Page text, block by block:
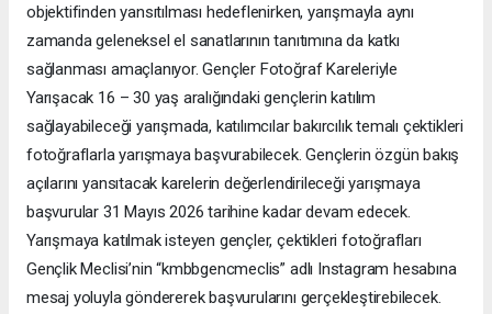
objektifinden yansıtılması hedeflenirken, yarışmayla aynı
zamanda geleneksel el sanatlarının tanıtımına da katkı
sağlanması amaçlanıyor. Gençler Fotoğraf Kareleriyle
Yarışacak 16 – 30 yaş aralığındaki gençlerin katılım
sağlayabileceği yarışmada, katılımcılar bakırcılık temalı çektikleri
fotoğraflarla yarışmaya başvurabilecek. Gençlerin özgün bakış
açılarını yansıtacak karelerin değerlendirileceği yarışmaya
başvurular 31 Mayıs 2026 tarihine kadar devam edecek.
Yarışmaya katılmak isteyen gençler, çektikleri fotoğrafları
Gençlik Meclisi’nin “kmbbgencmeclis” adlı Instagram hesabına
mesaj yoluyla göndererek başvurularını gerçekleştirebilecek.